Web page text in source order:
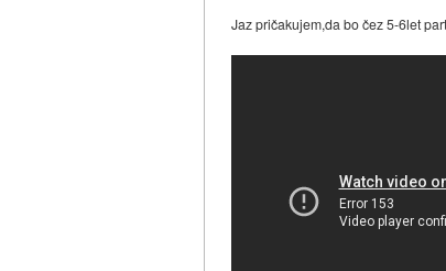
Jaz pričakujem,da bo čez 5-6let